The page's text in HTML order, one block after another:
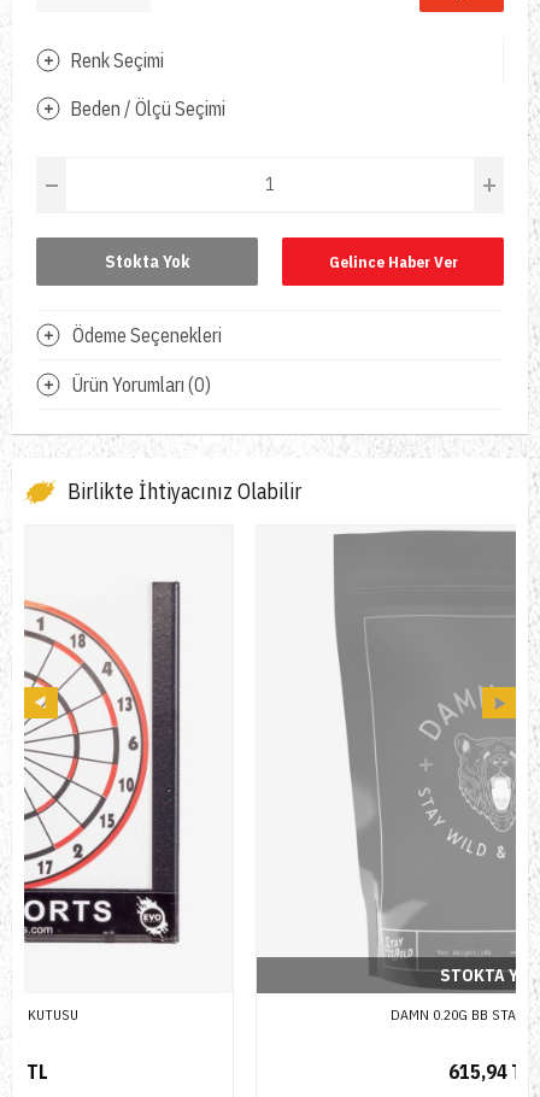
Renk Seçimi
Beden / Ölçü Seçimi
Stokta Yok Gelince Haber Ver
Ödeme Seçenekleri
Ürün Yorumları (0)
Birlikte İhtiyacınız Olabilir